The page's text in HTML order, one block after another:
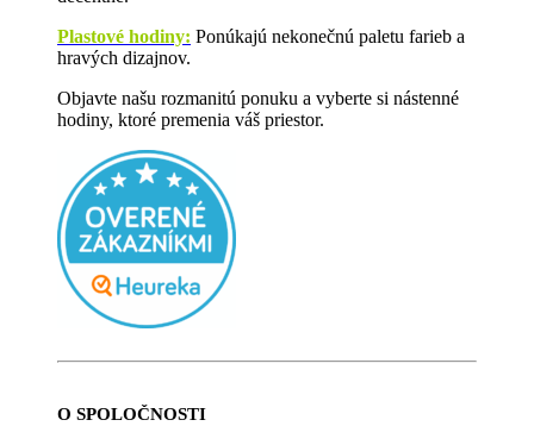
Plastové hodiny: Ponúkajú nekonečnú paletu farieb a
hravých dizajnov.
Objavte našu rozmanitú ponuku a vyberte si nástenné
hodiny, ktoré premenia váš priestor.
O SPOLOČNOSTI